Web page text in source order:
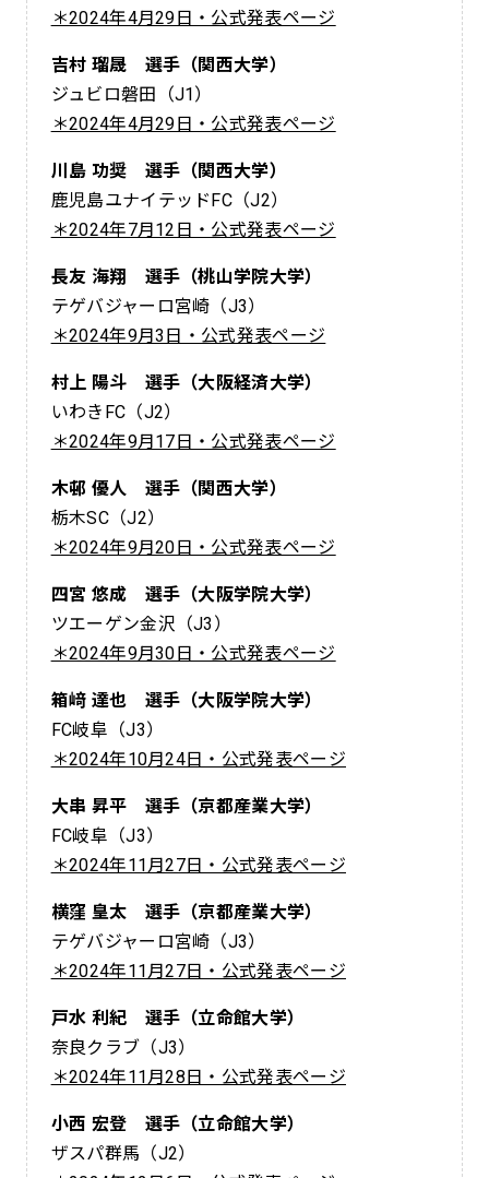
＊2024年4月29日・公式発表ページ
吉村 瑠晟 選手（関西大学）
ジュビロ磐田（J1）
＊2024年4月29日・公式発表ページ
川島 功奨 選手（関西大学）
鹿児島ユナイテッドFC（J2）
＊2024年7月12日・公式発表ページ
長友 海翔 選手（桃山学院大学）
テゲバジャーロ宮崎（J3）
＊2024年9月3日・公式発表ページ
村上 陽斗 選手（大阪経済大学）
いわきFC（J2）
＊2024年9月17日・公式発表ページ
木邨 優人 選手（関西大学）
栃木SC（J2）
＊2024年9月20日・公式発表ページ
四宮 悠成 選手（大阪学院大学）
ツエーゲン金沢（J3）
＊2024年9月30日・公式発表ページ
箱﨑 達也 選手（大阪学院大学）
FC岐阜（J3）
＊2024年10月24日・公式発表ページ
大串 昇平 選手（京都産業大学）
FC岐阜（J3）
＊2024年11月27日・公式発表ページ
横窪 皇太 選手（京都産業大学）
テゲバジャーロ宮崎（J3）
＊2024年11月27日・公式発表ページ
戸水 利紀 選手（立命館大学）
奈良クラブ（J3）
＊2024年11月28日・公式発表ページ
小西 宏登 選手（立命館大学）
ザスパ群馬（J2）